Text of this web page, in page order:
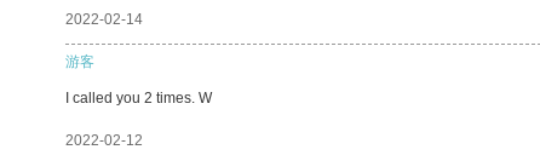
2022-02-14
游客
I called you 2 times. W
2022-02-12